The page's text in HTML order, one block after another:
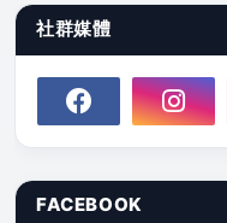
社群媒體
FACEBOOK